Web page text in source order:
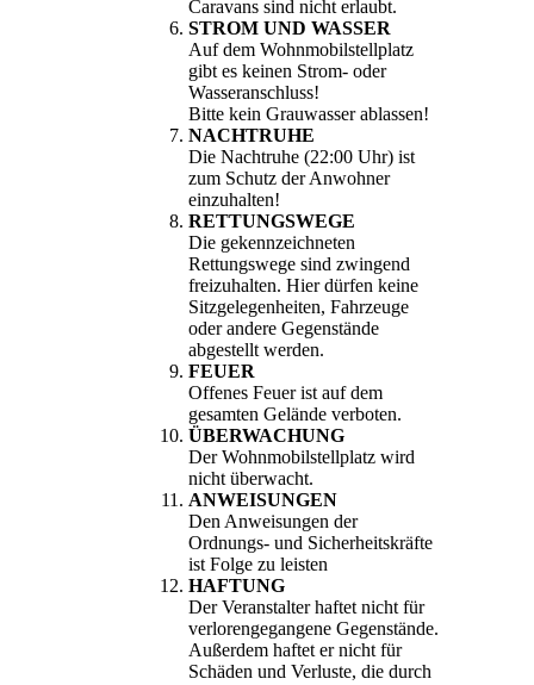
Caravans sind nicht erlaubt.
STROM UND WASSER
Auf dem Wohnmobilstellplatz
gibt es keinen Strom- oder
Wasseranschluss!
Bitte kein Grauwasser ablassen!
NACHTRUHE
Die Nachtruhe (22:00 Uhr) ist
zum Schutz der Anwohner
einzuhalten!
RETTUNGSWEGE
Die gekennzeichneten
Rettungswege sind zwingend
freizuhalten. Hier dürfen keine
Sitzgelegenheiten, Fahrzeuge
oder andere Gegenstände
abgestellt werden.
FEUER
Offenes Feuer ist auf dem
gesamten Gelände verboten.
ÜBERWACHUNG
Der Wohnmobilstellplatz wird
nicht überwacht.
ANWEISUNGEN
Den Anweisungen der
Ordnungs- und Sicherheitskräfte
ist Folge zu leisten
HAFTUNG
Der Veranstalter haftet nicht für
verlorengegangene Gegenstände.
Außerdem haftet er nicht für
Schäden und Verluste, die durch